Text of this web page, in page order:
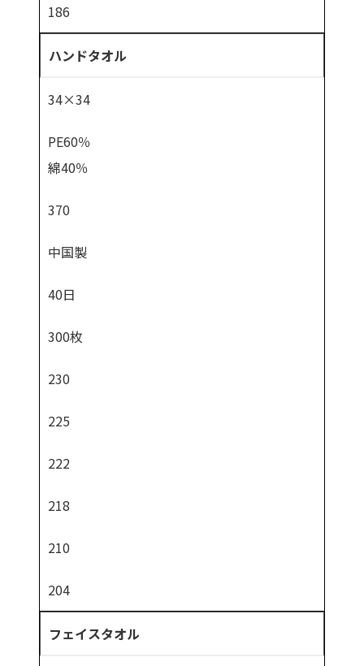
186
ハンドタオル
34×34
PE60％
綿40％
370
中国製
40日
300枚
230
225
222
218
210
204
フェイスタオル